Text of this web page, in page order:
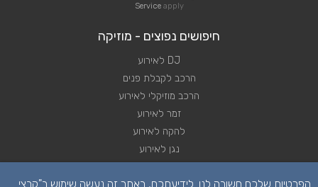
Serviceapply
חיפושים נפוצים - מוזיקה
DJ לאירוע
הרכב לקבלת פנים
הרכב מוזיקלי לאירוע
זמר לאירוע
להקה לאירוע
נגן לאירוע
תקליטן לאירוע
הפרטיות שלכם חשובה לנו. לידיעתכם, באתר זה נעשה שימוש ב"קבצי